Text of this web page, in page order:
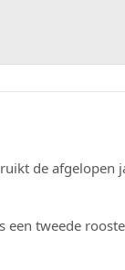
de afgelopen
een tweede